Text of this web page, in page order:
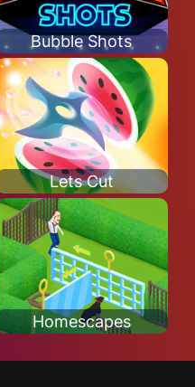
Bubble Shots
Lets Cut
Homescapes